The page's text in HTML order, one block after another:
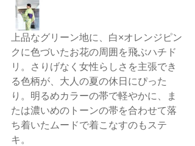
上品なグリーン地に、白×オレンジピン
クに色づいたお花の周囲を飛ぶハチド
リ。さりげなく女性らしさを主張でき
る色柄が、大人の夏の休日にぴった
り。明るめカラーの帯で軽やかに、ま
たは濃いめのトーンの帯を合わせて落
ち着いたムードで着こなすのもステ
キ。